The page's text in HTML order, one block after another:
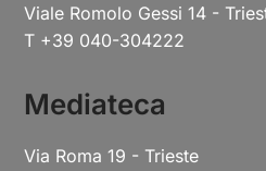
Viale Romolo Gessi 14 -
T +39 040-304222
Mediateca
Via Roma 19 - Trieste